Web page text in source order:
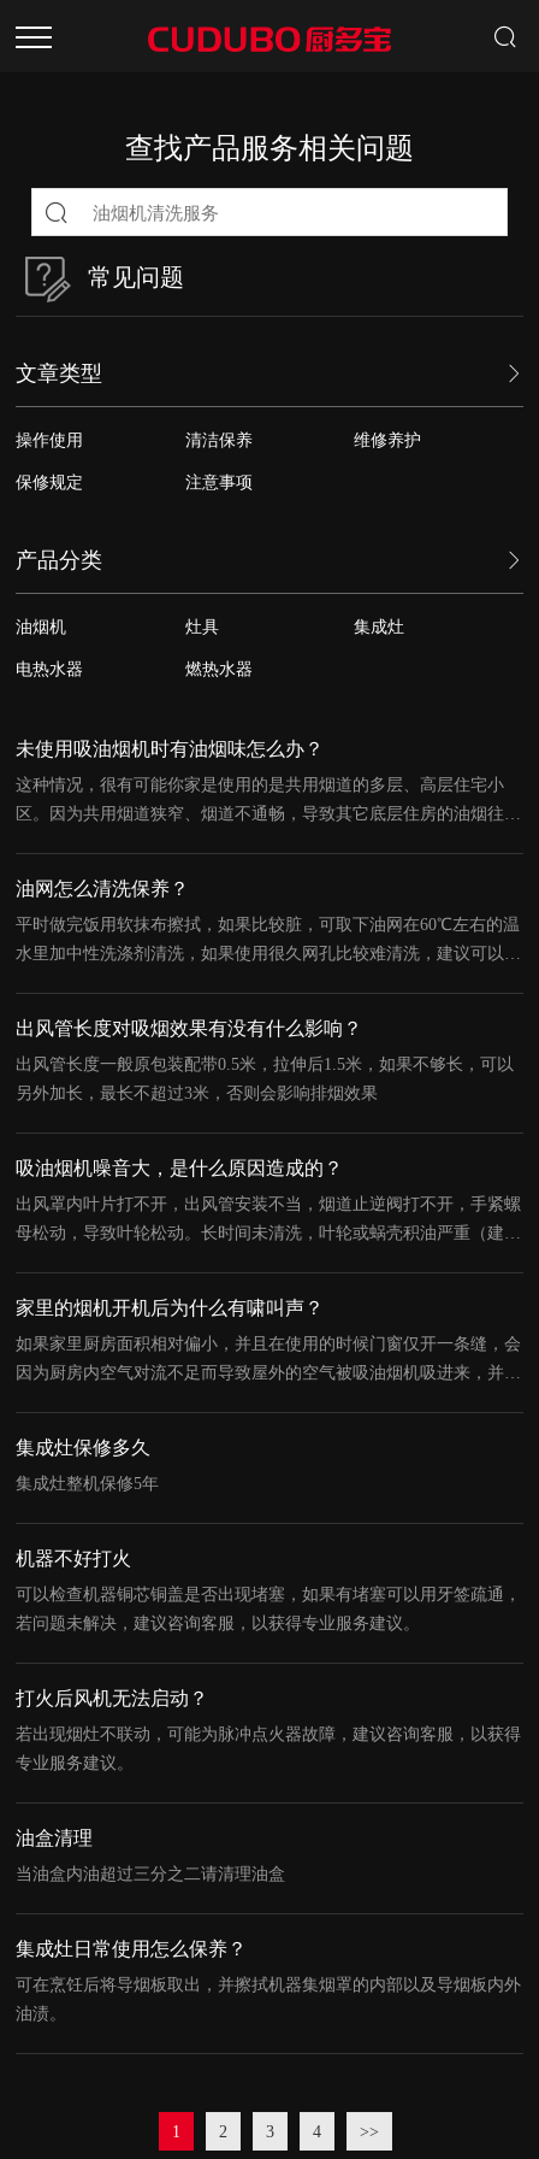
招商加盟
关于品牌
查找产品服务相关问题
常见问题
文章类型
操作使用 清洁保养 维修养护
保修规定 注意事项
产品分类
油烟机 灶具 集成灶
电热水器 燃热水器
未使用吸油烟机时有油烟味怎么办？
这种情况，很有可能你家是使用的是共用烟道的多层、高层住宅小
区。因为共用烟道狭窄、烟道不通畅，导致其它底层住房的油烟往您
油网怎么清洗保养？
平时做完饭用软抹布擦拭，如果比较脏，可取下油网在60℃左右的温
水里加中性洗涤剂清洗，如果使用很久网孔比较难清洗，建议可以用
出风管长度对吸烟效果有没有什么影响？
出风管长度一般原包装配带0.5米，拉伸后1.5米，如果不够长，可以
另外加长，最长不超过3米，否则会影响排烟效果
吸油烟机噪音大，是什么原因造成的？
出风罩内叶片打不开，出风管安装不当，烟道止逆阀打不开，手紧螺
母松动，导致叶轮松动。长时间未清洗，叶轮或蜗壳积油严重（建议
家里的烟机开机后为什么有啸叫声？
如果家里厨房面积相对偏小，并且在使用的时候门窗仅开一条缝，会
因为厨房内空气对流不足而导致屋外的空气被吸油烟机吸进来，并且
集成灶保修多久
集成灶整机保修5年
机器不好打火
可以检查机器铜芯铜盖是否出现堵塞，如果有堵塞可以用牙签疏通，
若问题未解决，建议咨询客服，以获得专业服务建议。
打火后风机无法启动？
若出现烟灶不联动，可能为脉冲点火器故障，建议咨询客服，以获得
专业服务建议。
油盒清理
当油盒内油超过三分之二请清理油盒
集成灶日常使用怎么保养？
可在烹饪后将导烟板取出，并擦拭机器集烟罩的内部以及导烟板内外
油渍。
1 2 3 4 >>